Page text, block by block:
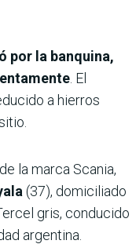
por la banquina,
. El
a hierros
la marca Scania,
(37), domiciliado
gris, conducido
argentina.